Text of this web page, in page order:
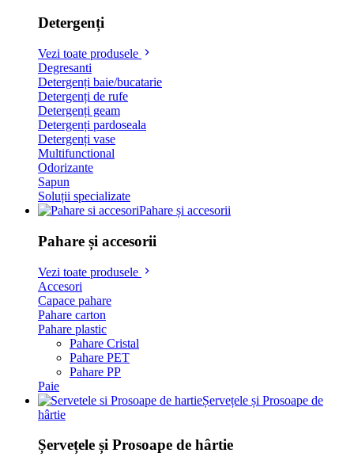
Detergenți
Vezi toate produsele
Degresanti
Detergenți baie/bucatarie
Detergenți de rufe
Detergenți geam
Detergenți pardoseala
Detergenți vase
Multifunctional
Odorizante
Sapun
Soluții specializate
Pahare și accesorii
Pahare și accesorii
Vezi toate produsele
Accesori
Capace pahare
Pahare carton
Pahare plastic
Pahare Cristal
Pahare PET
Pahare PP
Paie
Șervețele și Prosoape de
hârtie
Șervețele și Prosoape de hârtie